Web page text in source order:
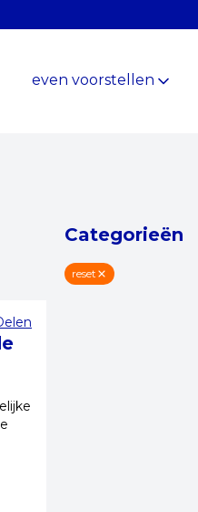
even voorstellen
Categorieën
reset